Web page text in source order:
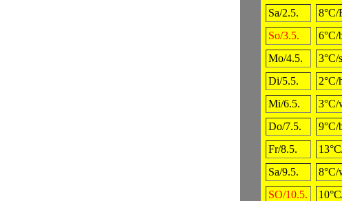
Sa/2.5.
8°C/
So/3.5.
6°C/
Mo/4.5.
3°C/
Di/5.5.
2°C/
Mi/6.5.
3°C/
Do/7.5.
9°C/
Fr/8.5.
Sa/9.5.
SO/10.5.